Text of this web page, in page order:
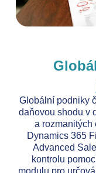
Globální podniky
daňovou shodu v
a rozmanitých
Dynamics 365
Advanced
kontrolu